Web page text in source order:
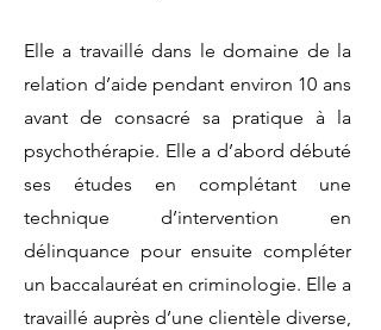
Elle a travaillé dans le domaine de la
relation d’aide pendant environ 10 ans
avant de consacré sa pratique à la
psychothérapie. Elle a d’abord débuté
ses études en complétant une
technique d’intervention en
délinquance pour ensuite compléter
un baccalauréat en criminologie. Elle a
travaillé auprès d’une clientèle diverse,